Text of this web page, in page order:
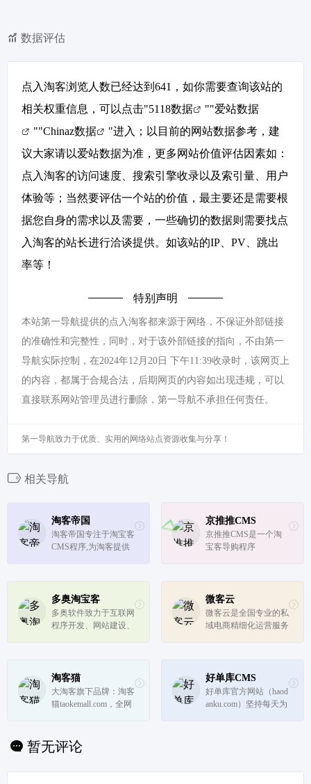
数据评估
点入淘客浏览人数已经达到641，如你需要查询该站的
相关权重信息，可以点击"5118数据 ""爱站数据
""Chinaz数据
"进入；以目前的网站数据参考，建
议大家请以爱站数据为准，更多网站价值评估因素如：
点入淘客的访问速度、搜索引擎收录以及索引量、用户
体验等；当然要评估一个站的价值，最主要还是需要根
据您自身的需求以及需要，一些确切的数据则需要找点
入淘客的站长进行洽谈提供。如该站的IP、PV、跳出
率等！
特别声明
本站第一导航提供的点入淘客都来源于网络，不保证外部链接
的准确性和完整性，同时，对于该外部链接的指向，不由第一
导航实际控制，在2024年12月20日 下午11:39收录时，该网页上
的内容，都属于合规合法，后期网页的内容如出现违规，可以
直接联系网站管理员进行删除，第一导航不承担任何责任。
第一导航致力于优质、实用的网络站点资源收集与分享！
相关导航
淘客帝国
淘客帝国专注于淘宝客
CMS程序,为淘客提供
号、微信机器人,更有
淘客选品库、淘宝客推
广教程、发单软件等。
京推推CMS
京推推CMS是一个淘
宝客导购程序
多奥淘宝客
多奥软件致力于互联网
程序开发、网站建设、
多奥跨境电商ERP、外
贸网站程序、电商网站
等。
微客云
微客云是全国专业的私
域电商精细化运营服务
淘客猫
大淘客旗下品牌：淘客
猫taokemall.com，全网
服务商，基于SaaS模
式，集成优质的商品内
好单库CMS
好单库官方网站（haod
anku.com）坚持每天为
暂无评论